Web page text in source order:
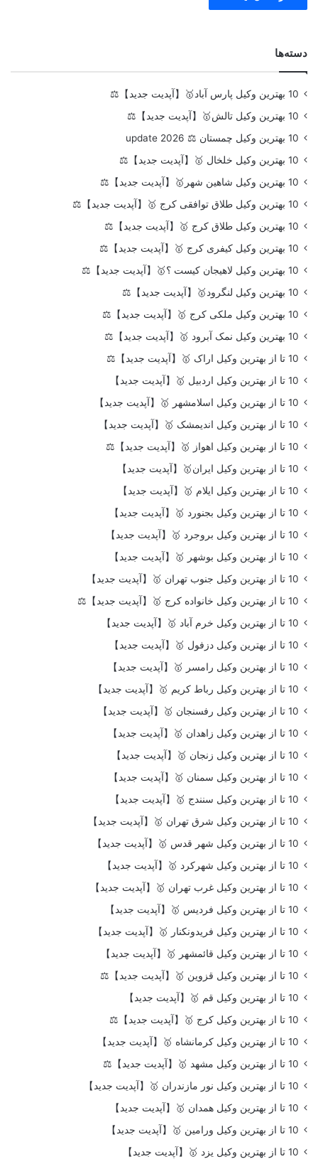
دسته‌ها
10 بهترین وکیل پارس آباد🥇【آپدیت جدید】⚖️
10 بهترین وکیل تالش🥇【آپدیت جدید】⚖️
10 بهترین وکیل چمستان ⚖️ update 2026
10 بهترین وکیل خلخال 🥇【آپدیت جدید】⚖️
10 بهترین وکیل شاهین شهر🥇【آپدیت جدید】⚖️
10 بهترین وکیل طلاق توافقی کرج 🥇【آپدیت جدید】⚖️
10 بهترین وکیل طلاق کرج 🥇【آپدیت جدید】⚖️
10 بهترین وکیل کیفری کرج 🥇【آپدیت جدید】⚖️
10 بهترین وکیل لاهیجان کیست ؟🥇【آپدیت جدید】⚖️
10 بهترین وکیل لنگرود🥇【آپدیت جدید】⚖️
10 بهترین وکیل ملکی کرج 🥇【آپدیت جدید】⚖️
10 بهترین وکیل نمک آبرود 🥇【آپدیت جدید】⚖️
10 تا از بهترین وکیل اراک 🥇【آپدیت جدید】⚖️
10 تا از بهترین وکیل اردبیل 🥇【آپدیت جدید】
10 تا از بهترین وکیل اسلامشهر 🥇【آپدیت جدید】
10 تا از بهترین وکیل اندیمشک 🥇【آپدیت جدید】
10 تا از بهترین وکیل اهواز 🥇【آپدیت جدید】⚖️
10 تا از بهترین وکیل ایران🥇【آپدیت جدید】
10 تا از بهترین وکیل ایلام 🥇【آپدیت جدید】
10 تا از بهترین وکیل بجنورد 🥇【آپدیت جدید】
10 تا از بهترین وکیل بروجرد 🥇【آپدیت جدید】
10 تا از بهترین وکیل بوشهر 🥇【آپدیت جدید】
10 تا از بهترین وکیل جنوب تهران 🥇【آپدیت جدید】
10 تا از بهترین وکیل خانواده کرج 🥇【آپدیت جدید】⚖️
10 تا از بهترین وکیل خرم آباد 🥇【آپدیت جدید】
10 تا از بهترین وکیل دزفول 🥇【آپدیت جدید】
10 تا از بهترین وکیل رامسر 🥇【آپدیت جدید】
10 تا از بهترین وکیل رباط کریم 🥇【آپدیت جدید】
10 تا از بهترین وکیل رفسنجان 🥇【آپدیت جدید】
10 تا از بهترین وکیل زاهدان 🥇【آپدیت جدید】
10 تا از بهترین وکیل زنجان 🥇【آپدیت جدید】
10 تا از بهترین وکیل سمنان 🥇【آپدیت جدید】
10 تا از بهترین وکیل سنندج 🥇【آپدیت جدید】
10 تا از بهترین وکیل شرق تهران 🥇【آپدیت جدید】
10 تا از بهترین وکیل شهر قدس 🥇【آپدیت جدید】
10 تا از بهترین وکیل شهرکرد 🥇【آپدیت جدید】
10 تا از بهترین وکیل غرب تهران 🥇【آپدیت جدید】
10 تا از بهترین وکیل فردیس 🥇【آپدیت جدید】
10 تا از بهترین وکیل فریدونکنار 🥇【آپدیت جدید】
10 تا از بهترین وکیل قائمشهر 🥇【آپدیت جدید】
10 تا از بهترین وکیل قزوین 🥇【آپدیت جدید】⚖️
10 تا از بهترین وکیل قم 🥇【آپدیت جدید】
10 تا از بهترین وکیل کرج 🥇【آپدیت جدید】⚖️
10 تا از بهترین وکیل کرمانشاه 🥇【آپدیت جدید】
10 تا از بهترین وکیل مشهد 🥇【آپدیت جدید】⚖️
10 تا از بهترین وکیل نور مازندران 🥇【آپدیت جدید】
10 تا از بهترین وکیل همدان 🥇【آپدیت جدید】
10 تا از بهترین وکیل ورامین 🥇【آپدیت جدید】
10 تا از بهترین وکیل یزد 🥇【آپدیت جدید】